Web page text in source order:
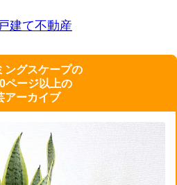
建て不動産
ングスケープの
ページ以上の
アーカイブ